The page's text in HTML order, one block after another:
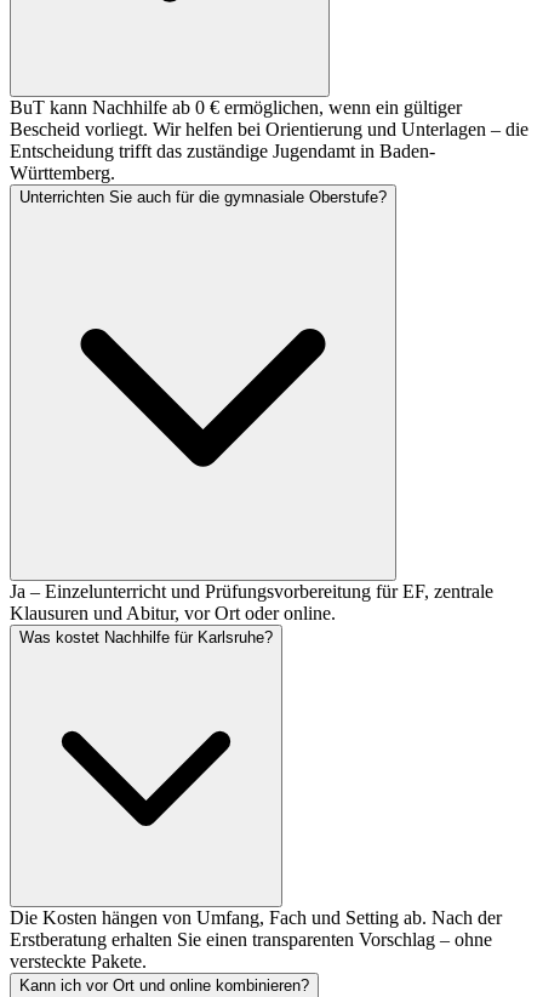
BuT kann Nachhilfe ab 0 € ermöglichen, wenn ein gültiger
Bescheid vorliegt. Wir helfen bei Orientierung und Unterlagen – die
Entscheidung trifft das zuständige Jugendamt in Baden-
Württemberg.
Unterrichten Sie auch für die gymnasiale Oberstufe?
Ja – Einzelunterricht und Prüfungsvorbereitung für EF, zentrale
Klausuren und Abitur, vor Ort oder online.
Was kostet Nachhilfe für Karlsruhe?
Die Kosten hängen von Umfang, Fach und Setting ab. Nach der
Erstberatung erhalten Sie einen transparenten Vorschlag – ohne
versteckte Pakete.
Kann ich vor Ort und online kombinieren?